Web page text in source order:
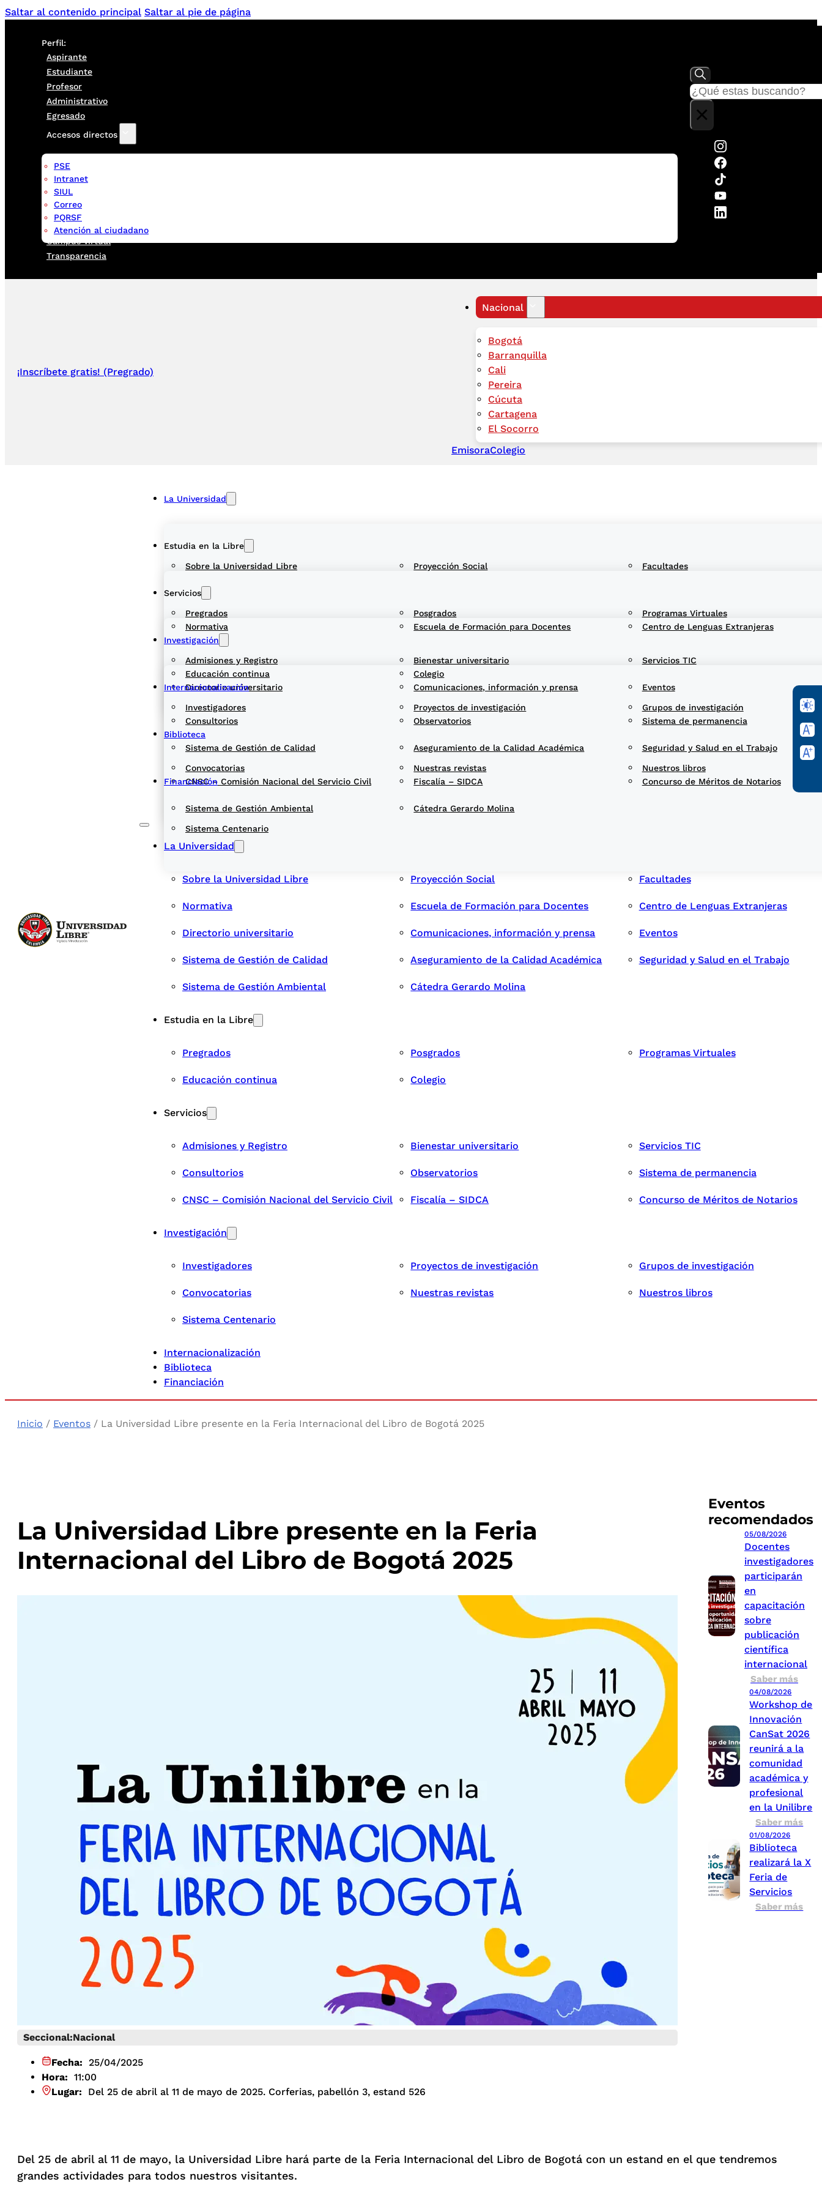
Saltar al contenido principal Saltar al pie de página
Perfil:
Aspirante
Estudiante
Profesor
Administrativo
Egresado
Accesos directos
PSE
Intranet
SIUL
Correo
PQRSF
Atención al ciudadano
Campus virtual
Transparencia
Buscar
×
¡Inscríbete gratis! (Pregrado)
Nacional
Bogotá
Barranquilla
Cali
Pereira
Cúcuta
Cartagena
El Socorro
EmisoraColegio
La Universidad
Sobre la Universidad Libre Proyección Social Facultades
Normativa Escuela de Formación para Docentes Centro de Lenguas Extranjeras
Directorio universitario Comunicaciones, información y prensa Eventos
Sistema de Gestión de Calidad Aseguramiento de la Calidad Académica Seguridad y Salud en el Trabajo
Sistema de Gestión Ambiental Cátedra Gerardo Molina
Estudia en la Libre
Pregrados Posgrados Programas Virtuales
Educación continua Colegio
Servicios
Admisiones y Registro Bienestar universitario Servicios TIC
Consultorios Observatorios Sistema de permanencia
CNSC – Comisión Nacional del Servicio Civil Fiscalía – SIDCA Concurso de Méritos de Notarios
Investigación
Investigadores Proyectos de investigación Grupos de investigación
Convocatorias Nuestras revistas Nuestros libros
Sistema Centenario
Internacionalización
Biblioteca
Financiación
La Universidad
Sobre la Universidad Libre Proyección Social Facultades
Normativa Escuela de Formación para Docentes Centro de Lenguas Extranjeras
Directorio universitario Comunicaciones, información y prensa Eventos
Sistema de Gestión de Calidad Aseguramiento de la Calidad Académica Seguridad y Salud en el Trabajo
Sistema de Gestión Ambiental Cátedra Gerardo Molina
Estudia en la Libre
Pregrados Posgrados Programas Virtuales
Educación continua Colegio
Servicios
Admisiones y Registro Bienestar universitario Servicios TIC
Consultorios Observatorios Sistema de permanencia
CNSC – Comisión Nacional del Servicio Civil Fiscalía – SIDCA Concurso de Méritos de Notarios
Investigación
Investigadores Proyectos de investigación Grupos de investigación
Convocatorias Nuestras revistas Nuestros libros
Sistema Centenario
Internacionalización
Biblioteca
Financiación
Inicio / Eventos / La Universidad Libre presente en la Feria Internacional del Libro de Bogotá 2025
La Universidad Libre presente en la Feria
Internacional del Libro de Bogotá 2025
Seccional:Nacional
Fecha: 25/04/2025
Hora: 11:00
Lugar:
Del 25 de abril al 11 de mayo de 2025. Corferias, pabellón 3, estand 526
Eventos
recomendados
05/08/2026
Docentes
investigadores
participarán
en
capacitación
sobre
publicación
científica
internacional
Saber más
04/08/2026
Workshop de
Innovación
CanSat 2026
reunirá a la
comunidad
académica y
profesional
en la Unilibre
Saber más
01/08/2026
Biblioteca
realizará la X
Feria de
Servicios
Saber más
Del 25 de abril al 11 de mayo, la Universidad Libre hará parte de la Feria Internacional del Libro de Bogotá con un estand en el que tendremos
grandes actividades para todos nuestros visitantes.